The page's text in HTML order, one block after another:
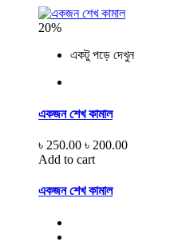
20%
একটু পড়ে দেখুন
একজন শেখ কামাল
৳ 250.00 ৳ 200.00
Add to cart
একজন শেখ কামাল